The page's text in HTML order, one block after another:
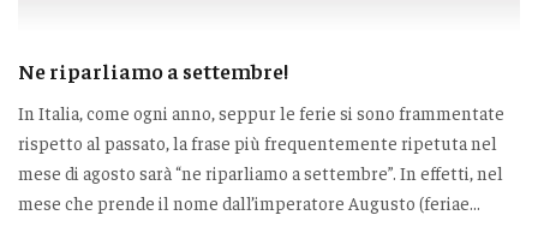
Ne riparliamo a settembre!
In Italia, come ogni anno, seppur le ferie si sono frammentate
rispetto al passato, la frase più frequentemente ripetuta nel
mese di agosto sarà “ne riparliamo a settembre”. In effetti, nel
mese che prende il nome dall’imperatore Augusto (feriae...